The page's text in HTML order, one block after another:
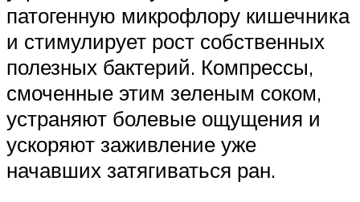
патогенную микрофлору кишечника
и стимулирует рост собственных
полезных бактерий. Компрессы,
смоченные этим зеленым соком,
устраняют болевые ощущения и
ускоряют заживление уже
начавших затягиваться ран.